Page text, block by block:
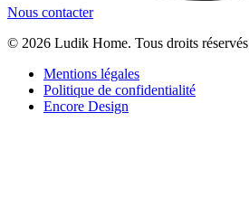
Nous contacter
© 2026 Ludik Home. Tous droits réservés
Mentions légales
Politique de confidentialité
Encore Design